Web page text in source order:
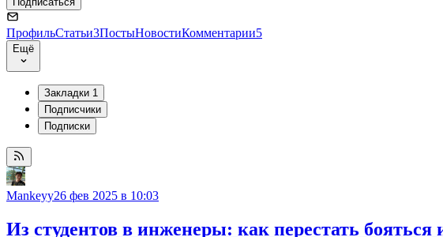
ПрофильСтатьи3ПостыНовостиКомментарии5
Ещё
Закладки 1
Подписчики
Подписки
Mankeyy26 фев 2025 в 10:03
Из студентов в инженеры: как перестать